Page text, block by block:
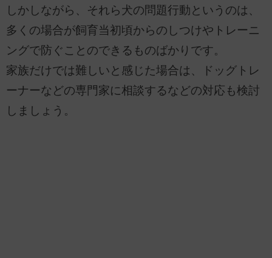
しかしながら、それら犬の問題行動というのは、
多くの場合が飼育当初頃からのしつけやトレーニ
ングで防ぐことのできるものばかりです。
家族だけでは難しいと感じた場合は、ドッグトレ
ーナーなどの専門家に相談するなどの対応も検討
しましょう。